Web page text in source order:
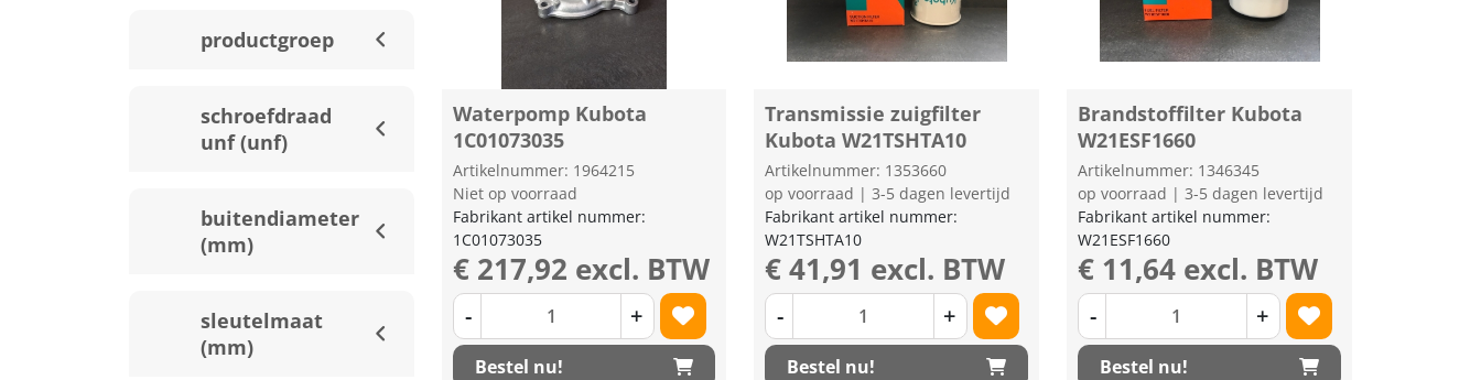
productgroep
schroefdraad
unf (unf)
buitendiameter
(mm)
sleutelmaat
(mm)
Waterpomp Kubota
1C01073035
Artikelnummer: 1964215
Niet op voorraad
Fabrikant artikel nummer:
1C01073035
€ 217,92 excl. BTW
- +
Bestel nu!
Transmissie zuigfilter
Kubota W21TSHTA10
Artikelnummer: 1353660
op voorraad | 3-5 dagen levertijd
Fabrikant artikel nummer:
W21TSHTA10
€ 41,91 excl. BTW
- +
Bestel nu!
Brandstoffilter Kubota
W21ESF1660
Artikelnummer: 1346345
op voorraad | 3-5 dagen levertijd
Fabrikant artikel nummer:
W21ESF1660
€ 11,64 excl. BTW
- +
Bestel nu!